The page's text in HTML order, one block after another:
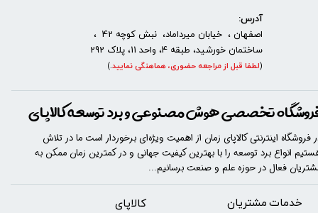
خدمات مشتریان ​​کالاپای
تخصصی هوش مصنوعی و برد توسعه کالاپای
فروشگاه اینترنتی کالاپای زمان از اهمیت ویژه‌ای برخوردار است ما در تلاش
انواع برد توسعه را با​​​ بهترین کیفیت جهانی و در کمترین زمان ممکن به
فعال در حوزه علم و صنعت برسانیم...
آدرس:
اصفهان ، خیابان میرداماد، نبش کوچه 42 ،
ساختمان خورشید، طبقه 4، واحد 11، پلاک 292
(لطفا قبل از مراجعه حضوری، هماهنگی نمایید.
)